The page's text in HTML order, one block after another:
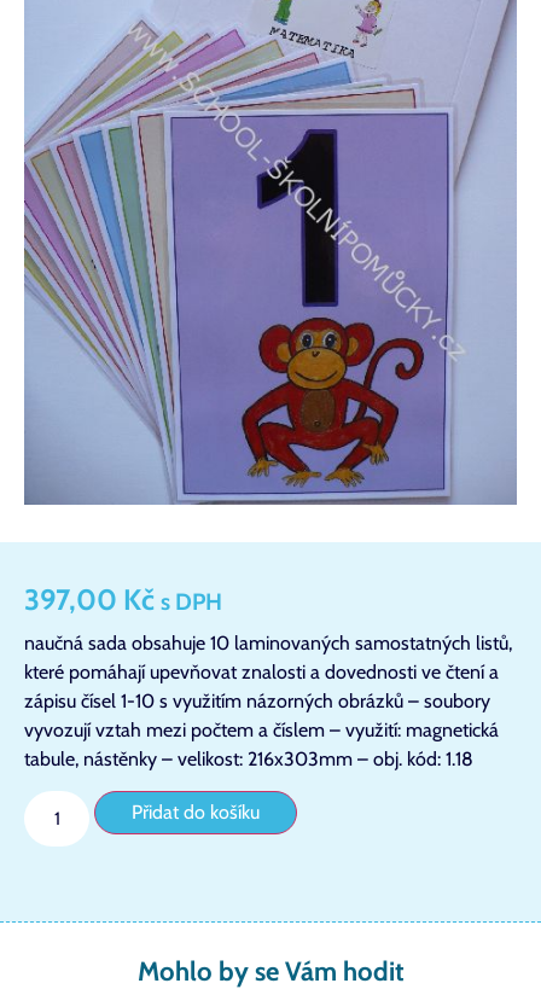
397,00 Kč s DPH
naučná sada obsahuje 10 laminovaných samostatných listů,
které pomáhají upevňovat znalosti a dovednosti ve čtení a
zápisu čísel 1-10 s využitím názorných obrázků – soubory
vyvozují vztah mezi počtem a číslem – využití: magnetická
tabule, nástěnky – velikost: 216x303mm – obj. kód: 1.18
Přidat do košíku
Mohlo by se Vám hodit